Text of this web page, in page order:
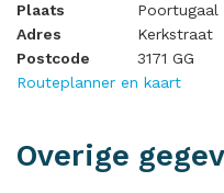
Plaats
Poortugaal
Adres
Kerkstraat
Postcode
3171 GG
Routeplanner en kaart
Overige